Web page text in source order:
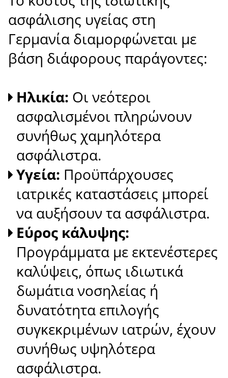
ασφάλισης υγείας στη
Γερμανία διαμορφώνεται με
βάση διάφορους παράγοντες:
Ηλικία: Οι νεότεροι
ασφαλισμένοι πληρώνουν
συνήθως χαμηλότερα
ασφάλιστρα.
Υγεία: Προϋπάρχουσες
ιατρικές καταστάσεις μπορεί
να αυξήσουν τα ασφάλιστρα.
Εύρος κάλυψης:
Προγράμματα με εκτενέστερες
καλύψεις, όπως ιδιωτικά
δωμάτια νοσηλείας ή
δυνατότητα επιλογής
συγκεκριμένων ιατρών, έχουν
συνήθως υψηλότερα
ασφάλιστρα.